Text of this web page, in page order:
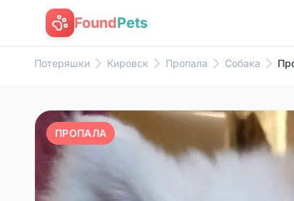
FoundPets
Потеряшки Кировск Пропала Собака
ПРОПАЛА